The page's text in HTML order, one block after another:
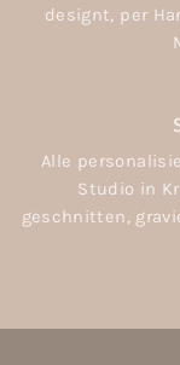
designt, per
Alle
Studio in
geschnitten,